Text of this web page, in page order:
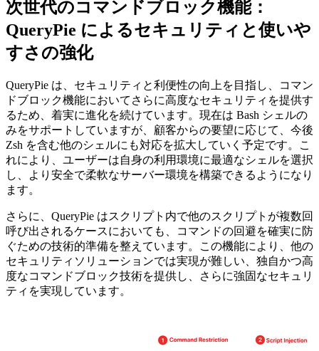
次世代のコマンドブロック機能：
QueryPie によるセキュリティと使いや
すさの強化
QueryPie は、セキュリティと利便性の向上を目指し、コマン
ドブロック機能においてさらに高度なセキュリティを提供す
るため、着実に進化を続けています。現在は Bash シェルの
みをサポートしていますが、顧客からの要望に応じて、今後
Zsh を含む他のシェルにも対応を拡大していく予定です。こ
れにより、ユーザーは自身の利用環境に最適なシェルを選択
し、より安全で柔軟なサーバー環境を構築できるようになり
ます。
さらに、QueryPie はスクリプト内で他のスクリプトが複数回
呼び出されるケースにおいても、コマンドの回避を確実に防
ぐための技術的準備を整えています。この機能により、他の
セキュリティソリューションでは実現が難しい、独自かつ高
度なコマンドブロック技術を提供し、さらに強固なセキュリ
ティを実現しています。